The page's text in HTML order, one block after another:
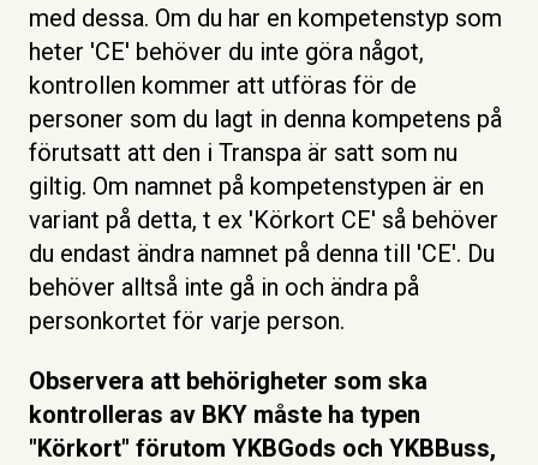
med dessa. Om du har en kompetenstyp som
heter 'CE' behöver du inte göra något,
kontrollen kommer att utföras för de
personer som du lagt in denna kompetens på
förutsatt att den i Transpa är satt som nu
giltig. Om namnet på kompetenstypen är en
variant på detta, t ex 'Körkort CE' så behöver
du endast ändra namnet på denna till 'CE'. Du
behöver alltså inte gå in och ändra på
personkortet för varje person.
Observera att behörigheter som ska
kontrolleras av BKY måste ha typen
"Körkort" förutom YKBGods och YKBBuss,